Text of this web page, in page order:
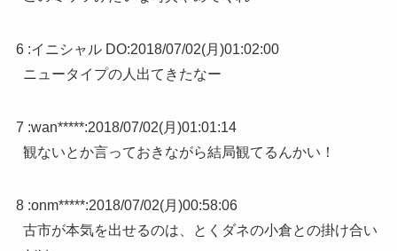
6 :イニシャル DO:2018/07/02(月)01:02:00
ニュータイプの人出てきたなー
7 :wan*****:2018/07/02(月)01:01:14
観ないとか言っておきながら結局観てるんかい！
8 :onm*****:2018/07/02(月)00:58:06
古市が本気を出せるのは、とくダネの小倉との掛け合い